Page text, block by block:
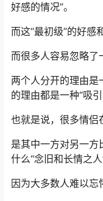
好感的情况”。
而这“最初级”的好感
而很多人容易忽略了
两个人分开的理由
的理由都是一种“吸引
也就是说，很多情侣
是其中一方对另一方
什么“念旧和长情之人”
因为大多数人难以忘